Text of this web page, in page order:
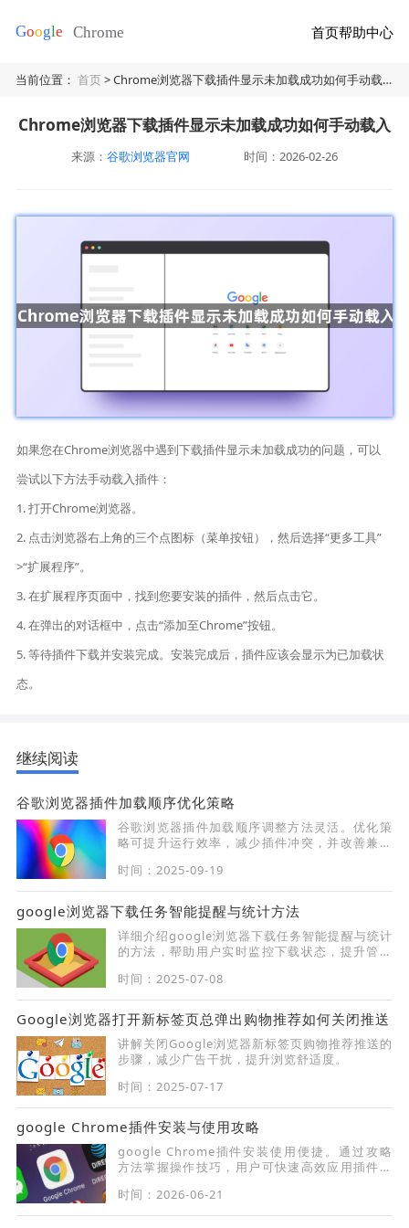
首页帮助中心
当前位置：首页> Chrome浏览器下载插件显示未加载成功如何手动载入
Chrome浏览器下载插件显示未加载成功如何手动载入
来源： 谷歌浏览器官网 时间：2026-02-26
如果您在Chrome浏览器中遇到下载插件显示未加载成功的问题，可以
尝试以下方法手动载入插件：
1. 打开Chrome浏览器。
2. 点击浏览器右上角的三个点图标（菜单按钮），然后选择“更多工具”
>“扩展程序”。
3. 在扩展程序页面中，找到您要安装的插件，然后点击它。
4. 在弹出的对话框中，点击“添加至Chrome”按钮。
5. 等待插件下载并安装完成。安装完成后，插件应该会显示为已加载状
态。
继续阅读
谷歌浏览器插件加载顺序优化策略
谷歌浏览器插件加载顺序调整方法灵活。优化策
略可提升运行效率，减少插件冲突，并改善兼容
时间：2025-09-19
google浏览器下载任务智能提醒与统计方法
详细介绍google浏览器下载任务智能提醒与统计
的方法，帮助用户实时监控下载状态，提升管理
时间：2025-07-08
Google浏览器打开新标签页总弹出购物推荐如何关闭推送
讲解关闭Google浏览器新标签页购物推荐推送的
步骤，减少广告干扰，提升浏览舒适度。
时间：2025-07-17
google Chrome插件安装与使用攻略
google Chrome插件安装使用便捷。通过攻略
方法掌握操作技巧，用户可快速高效应用插件功
时间：2026-06-21